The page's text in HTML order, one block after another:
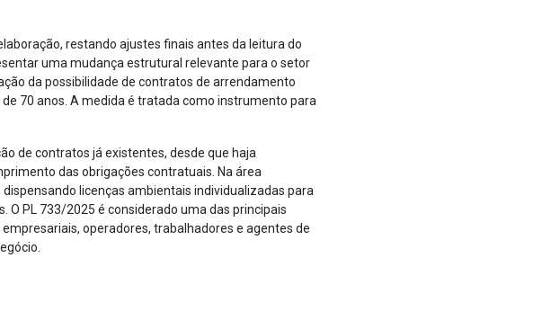
restando ajustes finais antes da leitura do
uma mudança estrutural relevante para o setor
da possibilidade de contratos de arrendamento
70 anos. A medida é tratada como instrumento para
de contratos já existentes, desde que haja
das obrigações contratuais. Na área
licenças ambientais individualizadas para
PL 733/2025 é considerado uma das principais
operadores, trabalhadores e agentes de